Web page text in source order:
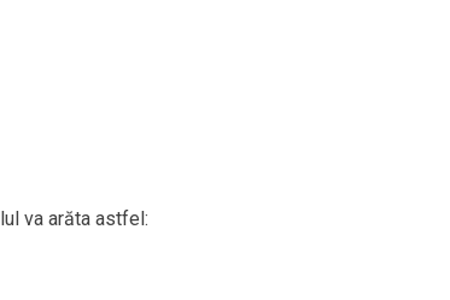
va arăta astfel: